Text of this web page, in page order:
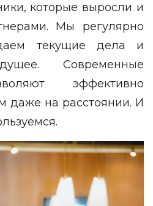
которые выросли и
Мы регулярно
текущие дела и
Современные
эффективно
даже на расстоянии. И